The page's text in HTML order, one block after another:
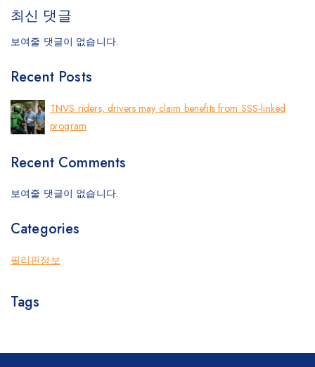
최신 댓글
보여줄 댓글이 없습니다.
Recent Posts
TNVS riders, drivers may claim benefits from SSS-linked
program
Recent Comments
보여줄 댓글이 없습니다.
Categories
필리핀정보
Tags